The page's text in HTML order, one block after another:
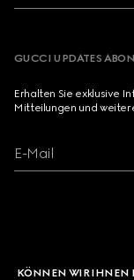
GUCCI UPDATES
Erhalten Sie exklusive
Mitteilungen und
E-Mail
KÖNNEN WIR IHNEN